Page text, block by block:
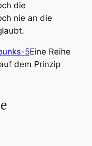
die
nie an die
Eine Reihe
dem Prinzip